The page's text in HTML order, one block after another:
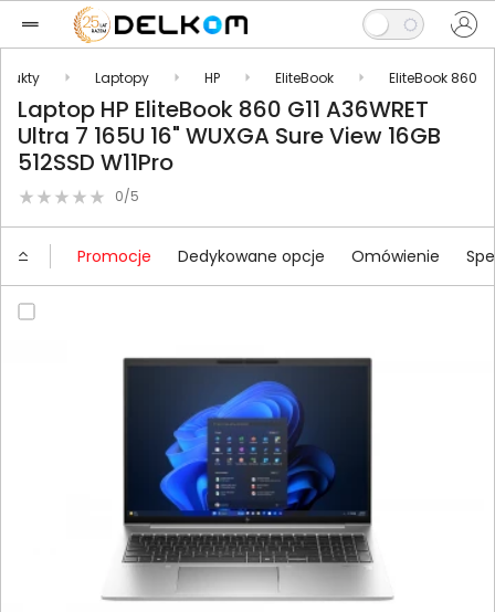
Laptopy HP EliteBook EliteBook 860
Laptop HP EliteBook 860 G11 A36WRET
Ultra 7 165U 16" WUXGA Sure View 16GB
512SSD W11Pro
0/5
Promocje Dedykowane opcje Omówienie